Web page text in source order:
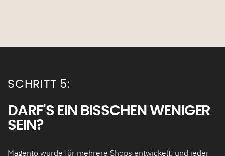
SCHRITT 5:
DARF'S EIN BISSCHEN WENIGER
SEIN?
Magento wurde für mehrere Shops entwickelt, und jeder